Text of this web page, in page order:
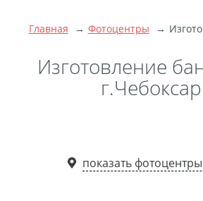
печать
Мультипанно
Главная Фотоцентры
Изготовление
показать